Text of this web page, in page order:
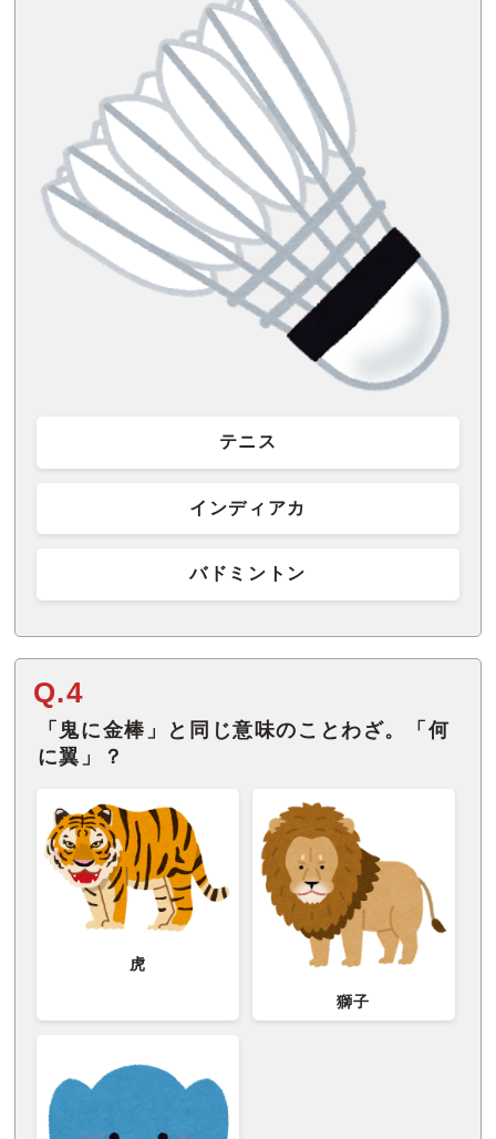
テニス
インディアカ
バドミントン
Q.4
「鬼に金棒」と同じ意味のことわざ。「何
に翼」？
虎
獅子